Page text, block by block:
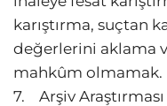
karıştırma, suçtan
değerlerini aklama
mahkûm olmamak.
7. Arşiv